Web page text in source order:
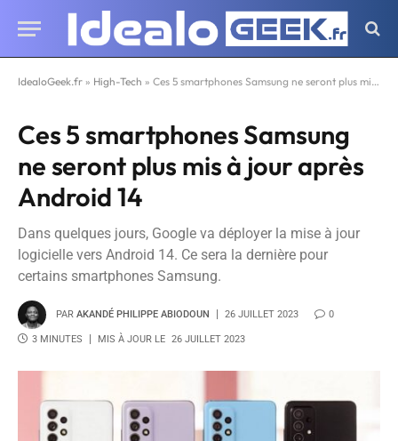
IdealoGeek.fr » High-Tech » Ces 5 smartphones Samsung ne seront plus mis à jour après Android 14
Ces 5 smartphones Samsung
ne seront plus mis à jour après
Android 14
Dans quelques jours, Google va déployer la mise à jour
logicielle vers Android 14. Ce sera la dernière pour
certains smartphones Samsung.
PAR AKANDÉ PHILIPPE ABIODOUN 26 JUILLET 2023 0
3 MINUTES MIS À JOUR LE 26 JUILLET 2023